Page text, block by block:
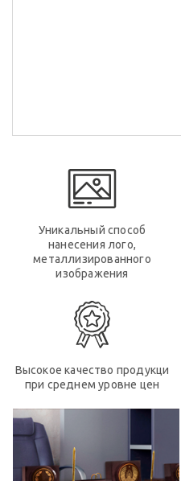
Уникальный способ
нанесения лого,
металлизированного
изображения
Высокое качество продукци
при среднем уровне цен